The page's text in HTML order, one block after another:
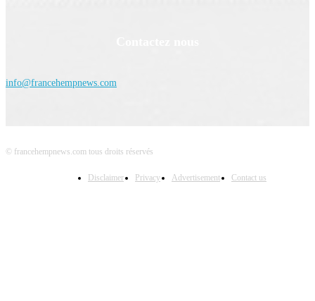
info@francehempnews.com
© francehempnews.com tous droits réservés
Disclaimer Privacy Advertisement Contact us